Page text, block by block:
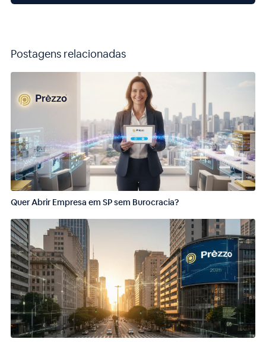
Postagens relacionadas
Quer Abrir Empresa em SP sem Burocracia?